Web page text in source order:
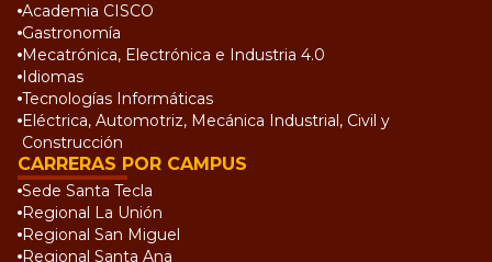
Academia CISCO
Gastronomía
Mecatrónica, Electrónica e Industria 4.0
Idiomas
Tecnologías Informáticas
Eléctrica, Automotriz, Mecánica Industrial, Civil y
Construcción
CARRERAS POR CAMPUS
Sede Santa Tecla
Regional La Unión
Regional San Miguel
Regional Santa Ana